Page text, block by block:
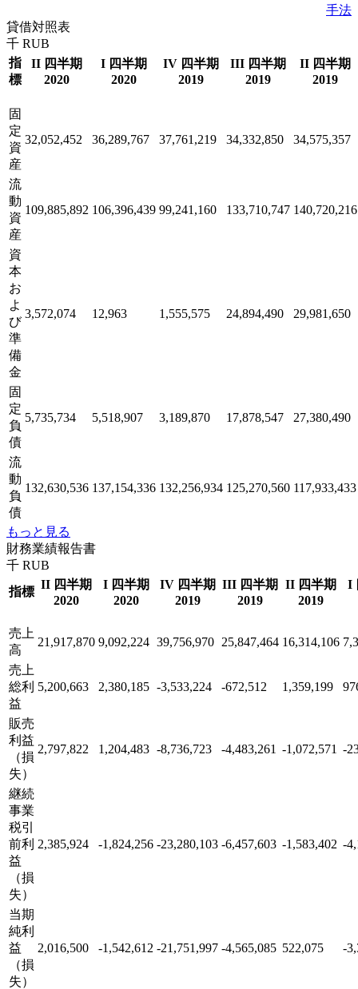
手法
貸借対照表
千 RUB
指
標
II 四半期
2020
I 四半期
2020
IV 四半期
2019
III 四半期
2019
II 四半期
2019
固
定
資
産
32,052,452 36,289,767 37,761,219 34,332,850 34,575,357
流
動
資
産
109,885,892 106,396,439 99,241,160 133,710,747 140,720,216
資
本
お
よ
び
準
備
金
3,572,074 12,963 1,555,575 24,894,490 29,981,650
固
定
負
債
5,735,734 5,518,907 3,189,870 17,878,547 27,380,490
流
動
負
債
132,630,536 137,154,336 132,256,934 125,270,560 117,933,433
もっと見る
財務業績報告書
千 RUB
指標
II 四半期
2020
I 四半期
2020
IV 四半期
2019
III 四半期
2019
II 四半期
2019
I
売上
高
21,917,870 9,092,224 39,756,970 25,847,464 16,314,106
売上
総利
益
5,200,663 2,380,185 -3,533,224 -672,512 1,359,199
販売
利益
（損
失）
2,797,822 1,204,483 -8,736,723 -4,483,261 -1,072,571 -
継続
事業
税引
前利
益
（損
失）
2,385,924 -1,824,256 -23,280,103 -6,457,603 -1,583,402 -
当期
純利
益
（損
失）
2,016,500 -1,542,612 -21,751,997 -4,565,085 522,075 -